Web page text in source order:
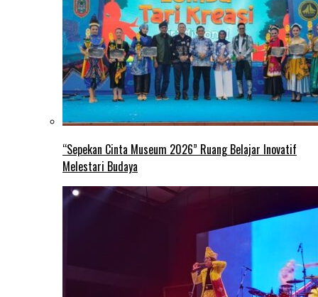
“Sepekan Cinta Museum 2026” Ruang Belajar Inovatif
Melestari Budaya